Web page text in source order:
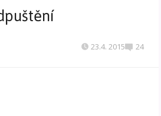
23.4. 2015 24